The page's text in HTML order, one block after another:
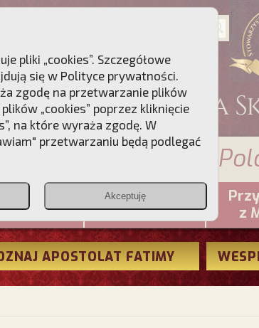
sumienia
PCh24.pl
z
APOSTOLAT FATIMY
pliki „cookies”. Szczegółowe
się w Polityce prywatności.
zgodę na przetwarzanie plików
„cookies” poprzez kliknięcie
na które wyraża zgodę. W
przetwarzaniu będą podlegać
Akceptuję